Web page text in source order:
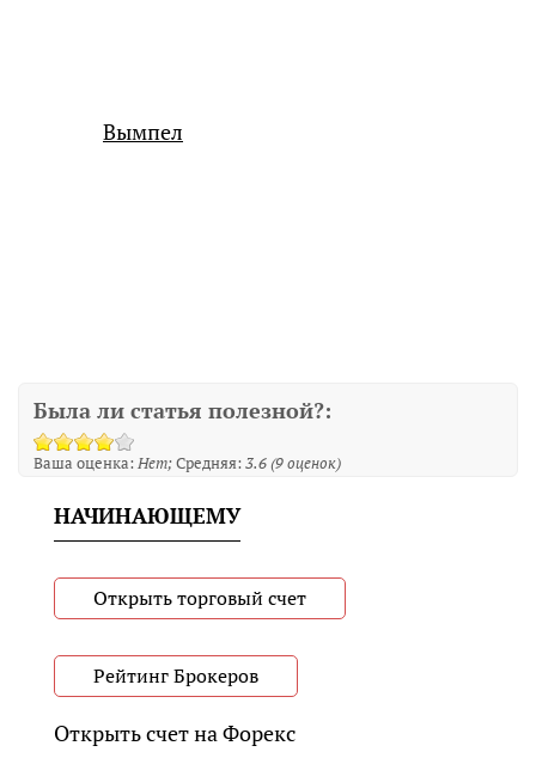
Вымпел
Была ли статья полезной?:
Ваша оценка:Нет Средняя:3.6(9оценок)
НАЧИНАЮЩЕМУ
Открыть торговый счет
Рейтинг Брокеров
Открыть счет на Форекс